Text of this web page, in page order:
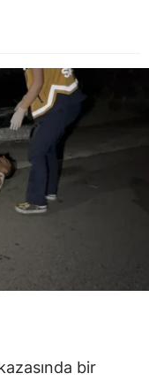
bir